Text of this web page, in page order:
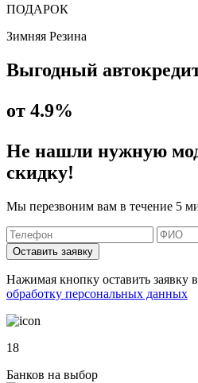
ПОДАРОК
Зимняя Резина
Выгодный
от 4.9%
Не нашли нужную
скидку!
Мы перезвоним вам в течение 5
Оставить заявку
Нажимая кнопку оставить заявку
обработку персональных данных
18
Банков на выбор